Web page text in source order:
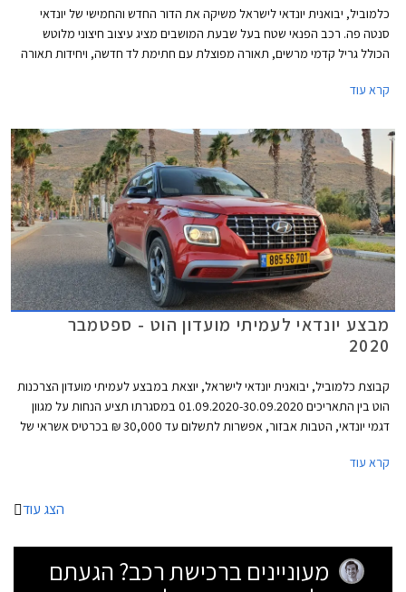
כלמוביל, יבואנית יונדאי לישראל משיקה את הדור החדש והחמישי של יונדאי
סנטה פה. רכב הפנאי שטח בעל שבעת המושבים מציג עיצוב חיצוני מלוטש
הכולל גריל קדמי מרשים, תאורה מפוצלת עם חתימת לד חדשה, ויחידות תאורה
קונסולה מרכזית משופעת ומוגבהת ביחס לדור היוצא, בורר הילוכים אלקטרוני,
תא המטען גדל ב- 24 ליטר לכדי 571 ליטר.
קרא עוד
מבצע יונדאי לעמיתי מועדון הוט - ספטמבר
2020
קבוצת כלמוביל, יבואנית יונדאי לישראל, יוצאת במבצע לעמיתי מועדון הצרכנות
הוט בין התאריכים 01.09.2020-30.09.2020 במסגרתו תציע הנחות על מגוון
דגמי יונדאי, הטבות אבזור, אפשרות לתשלום עד 30,000 ₪ בכרטיס אשראי של
מרכזי המכירה של יונדאי הפרושים ברחבי הארץ.
קרא עוד
הצג עוד
מעוניינים ברכישת רכב? הגעתם